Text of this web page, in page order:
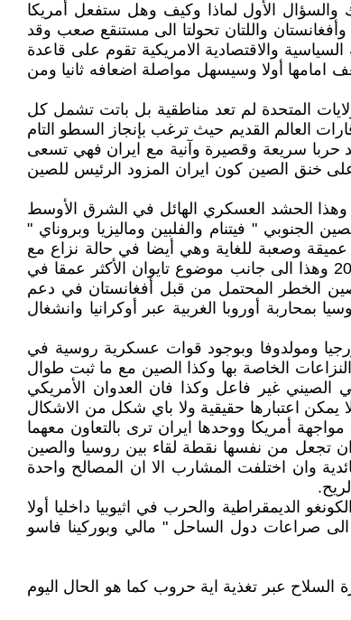
الأول لماذا وكيف وهل ستفعل أمريكا
وأفغانستان واللتان تحولتا الى مستنقع صعب وقد
والاقتصادية الامريكية تقوم على قاعدة
امامها أولا وسيسهل مواصلة اضعافه ثانيا ومن
المتحدة لم تعد مناطقية بل باتت تشمل كل
العالم القديم حيث ترغب بإنجاز السطو التام
حربا سريعة وقصيرة وآنية مع ايران فهي تسعى
على خنق الصين كون ايران المزود الرئيس للصين
وهذا الحشد العسكري الهائل في الشرق الأوسط
الجنوبي " فيتنام والفلبين وماليزيا وبروناي "
الصين الالتزام به مما يجعل الازمة عميقة وصعبة للغاية وهي أيضا في حالة نزاع مع
اليابان حول بحر الصين الشرقي الى جانب النزاع الحدودي عبر الهملايا بين الصين والهند وسبق ان شهدت اشتباكات دامية عام 2020 وهذا الى جانب موضوع تايوان الأكثر عمقا في
الخطر المحتمل من قبل أفغانستان في دعم
بمحاربة أوروبا الغربية عبر أوكرانيا وانشغال
ومولدوفا وبوجود قوات عسكرية روسية في
الخاصة بها وكذا الصين مع ما ثبت طوال
غير فاعل وكذا فان العدوان الأمريكي
اعتبارها حقيقية ولا باي شكل من الاشكال
أمريكا ووحدها ايران ترى بالتعاون معهما
ان تجعل من نفسها نقطة لقاء بين روسيا والصين
وان اختلفت المشارب الا ان المصالح واحدة
الديمقراطية والحرب في اثيوبيا داخليا أولا
الى صراعات دول الساحل " مالي وبوركينا فاسو
السلاح عبر تغذية اية حروب كما هو الحال اليوم